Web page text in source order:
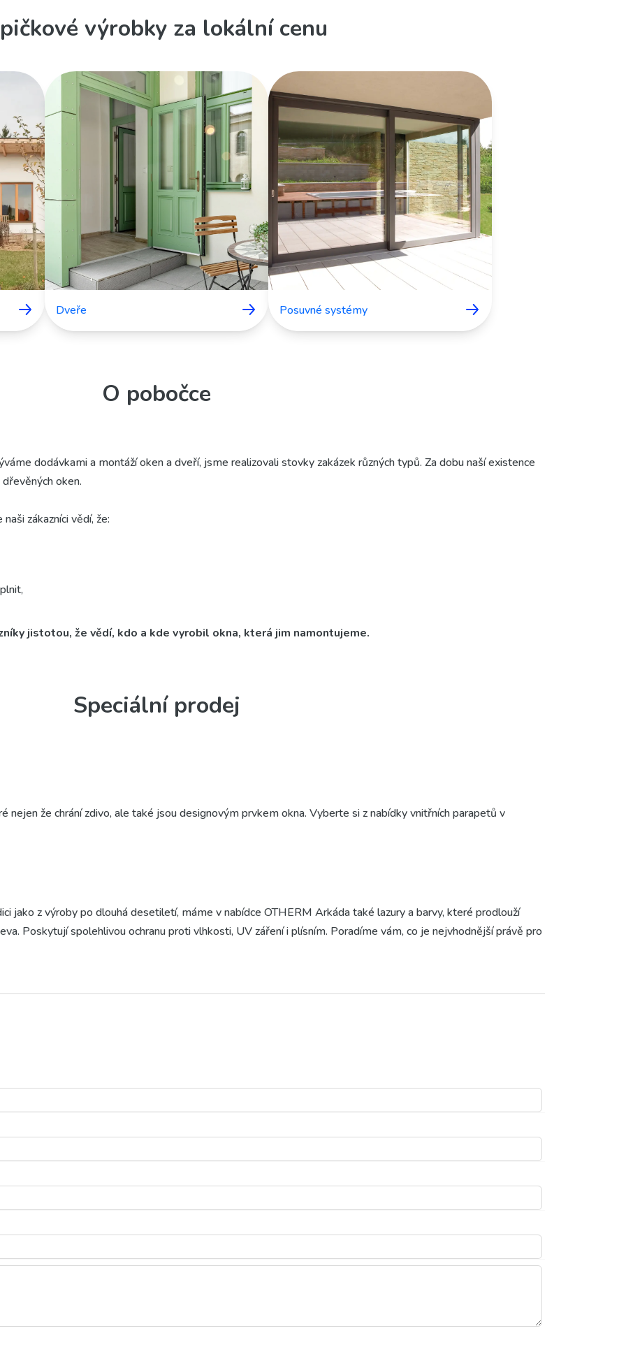
výrobky za lokální cenu
Dveře Posuvné systémy
O pobočce
dodávkami a montáží oken a dveří, jsme realizovali stovky zakázek různých typů. Za dobu naší existence
oken.
zákazníci vědí, že:
jistotou, že vědí, kdo a kde vyrobil okna, která jim namontujeme.
Speciální prodej
nejen že chrání zdivo, ale také jsou designovým prvkem okna. Vyberte si z nabídky vnitřních parapetů v
jako z výroby po dlouhá desetiletí, máme v nabídce OTHERM Arkáda také lazury a barvy, které prodlouží
Poskytují spolehlivou ochranu proti vlhkosti, UV záření i plísním. Poradíme vám, co je nejvhodnější právě pro